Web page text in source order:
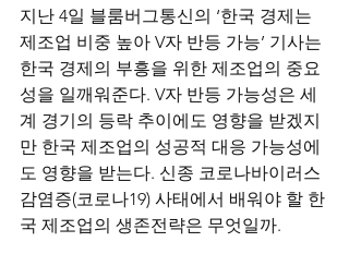
지난 4일 블룸버그통신의 ‘한국 경제는
제조업 비중 높아 V자 반등 가능’ 기사는
한국 경제의 부흥을 위한 제조업의 중요
성을 일깨워준다. V자 반등 가능성은 세
계 경기의 등락 추이에도 영향을 받겠지
만 한국 제조업의 성공적 대응 가능성에
도 영향을 받는다. 신종 코로나바이러스
감염증(코로나19) 사태에서 배워야 할 한
국 제조업의 생존전략은 무엇일까.